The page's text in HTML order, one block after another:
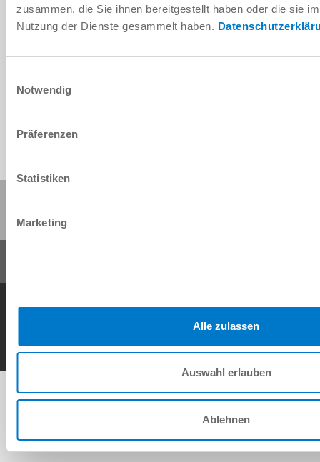
zusammen, die Sie ihnen bereitgestellt haben oder die sie
Nutzung der Dienste gesammelt haben.
Notwendig
Präferenzen
Statistiken
Marketing
Alle zulassen
Auswahl erlauben
Ablehnen
다운로드